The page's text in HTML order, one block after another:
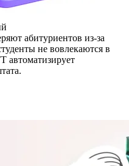
абитуриентов из-за
не вовлекаются в
автоматизирует